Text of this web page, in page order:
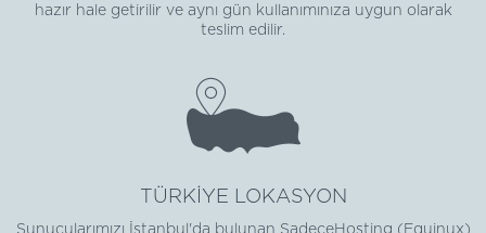
hazır hale getirilir ve aynı gün kullanımınıza uygun olarak
teslim edilir.
TÜRKİYE LOKASYON
Sunucularımızı İstanbul'da bulunan SadeceHosting (Equinux)